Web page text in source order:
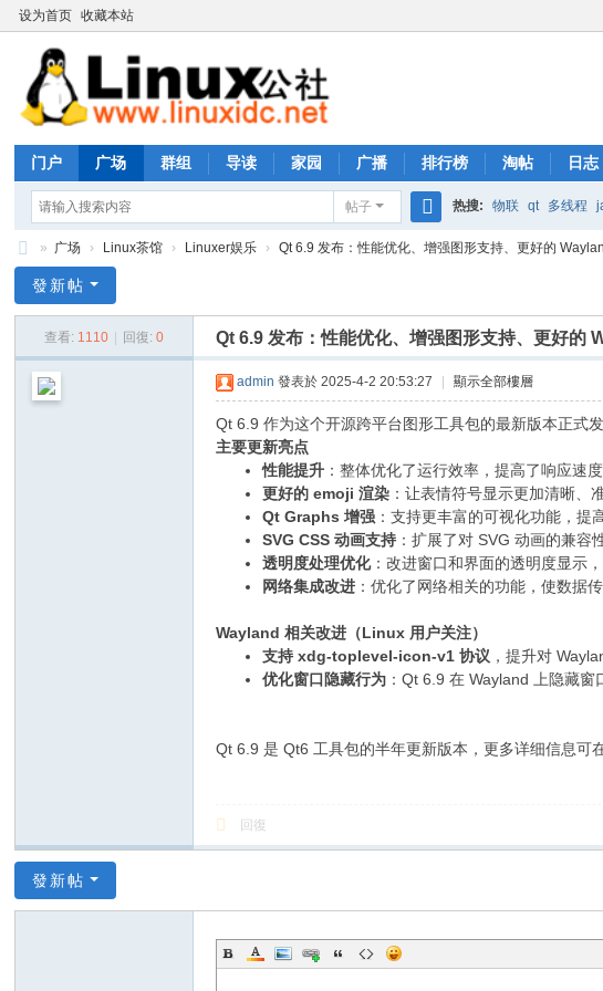
设为首页 收藏本站
门户 广场 群组 导读 家园 广播 排行榜 淘帖 日志
帖子
搜
热搜: 物联 qt 多线程
rhs333 Java核心技术
nu
公
» 广场 › Linux茶馆 › Linuxer娱乐 › Qt 6.9 发布：性能优化、增强图形支持、更好的
發新帖
查看: 1110 回復: 0 Qt 6.9 发布：性能优化、增强图形支持、更好的
admin 發表於 2025-4-2 20:53:27 顯示全部樓層
Qt 6.9 作为这个开源跨平台图形工具包的最新版本正式
主要更新亮点
性能提升 ：整体优化了运行效率，提高了响应速度
更好的 emoji 渲染 ：让表情符号显示更加清晰、准
Qt Graphs 增强 ：支持更丰富的可视化功能，提
SVG CSS 动画支持 ：扩展了对 SVG 动画的兼容
透明度处理优化：改进窗口和界面的透明度显示，
网络集成改进 ：优化了网络相关的功能，使数据
Wayland 相关改进（Linux 用户关注）
支持 xdg-toplevel-icon-v1 协议 ，提升对
优化窗口隐藏行为 ：Qt 6.9 在 Wayland 上隐藏
Qt 6.9 是 Qt6 工具包的半年更新版本，更多详细信息可
回復
發新帖